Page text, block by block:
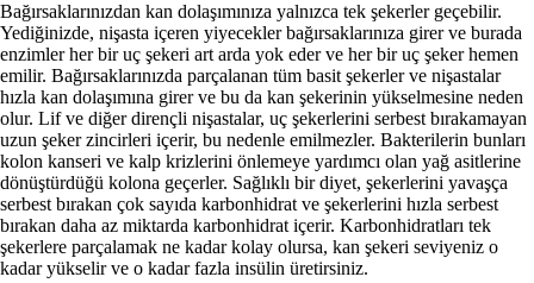
Bağırsaklarınızdan kan dolaşımınıza yalnızca tek şekerler geçebilir.
Yediğinizde, nişasta içeren yiyecekler bağırsaklarınıza girer ve burada
enzimler her bir uç şekeri art arda yok eder ve her bir uç şeker hemen
emilir. Bağırsaklarınızda parçalanan tüm basit şekerler ve nişastalar
hızla kan dolaşımına girer ve bu da kan şekerinin yükselmesine neden
olur. Lif ve diğer dirençli nişastalar, uç şekerlerini serbest bırakamayan
uzun şeker zincirleri içerir, bu nedenle emilmezler. Bakterilerin bunları
kolon kanseri ve kalp krizlerini önlemeye yardımcı olan yağ asitlerine
dönüştürdüğü kolona geçerler. Sağlıklı bir diyet, şekerlerini yavaşça
serbest bırakan çok sayıda karbonhidrat ve şekerlerini hızla serbest
bırakan daha az miktarda karbonhidrat içerir. Karbonhidratları tek
şekerlere parçalamak ne kadar kolay olursa, kan şekeri seviyeniz o
kadar yükselir ve o kadar fazla insülin üretirsiniz.